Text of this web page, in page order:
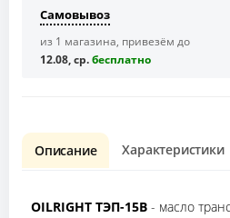
Самовывоз
из 1 магазина, привезём до
12.08, ср.бесплaтно
Описание Характеристики
OILRIGHT ТЭП-15В - масло